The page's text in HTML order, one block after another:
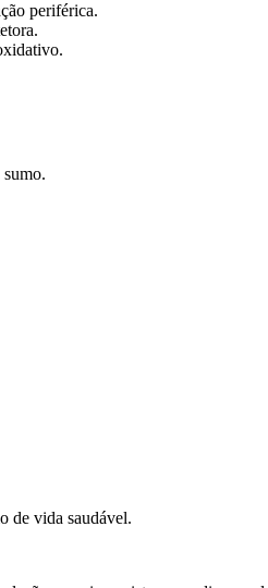
periférica.
de vida saudável.